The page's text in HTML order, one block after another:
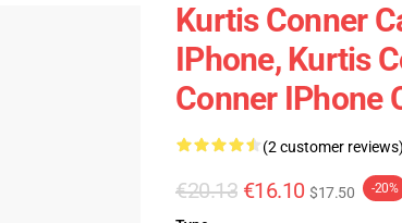
Kurtis Conner
IPhone, Kurtis
Conner IPhone
(2 customer reviews)
€20.13 €16.10 $17.50 -20%